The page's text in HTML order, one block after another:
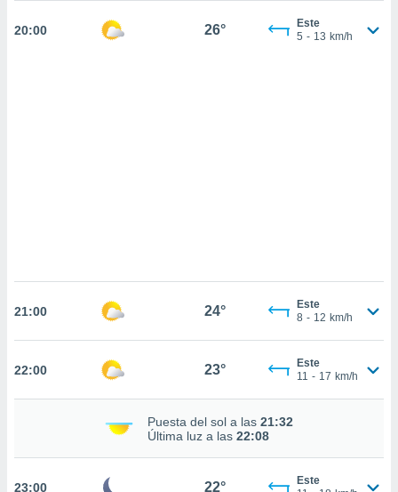
y
En
20:00 26°
Este
5 - 13 km/h
21:00 24°
Este
8 - 12 km/h
22:00 23°
Este
11 - 17 km/h
Puesta del sol a las 21:32
Última luz a las 22:08
23:00 22°
Este